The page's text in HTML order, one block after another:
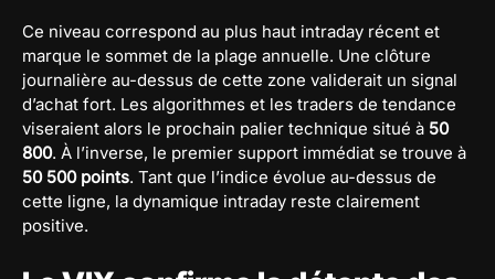
Ce niveau correspond au plus haut intraday récent et
marque le sommet de la plage annuelle. Une clôture
journalière au-dessus de cette zone validerait un signal
d’achat fort. Les algorithmes et les traders de tendance
viseraient alors le prochain palier technique situé à 50
800. À l’inverse, le premier support immédiat se trouve à
50 500 points. Tant que l’indice évolue au-dessus de
cette ligne, la dynamique intraday reste clairement
positive.